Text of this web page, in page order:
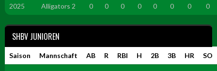
2025 Alligators 2 0 0 0 0 0 0 0 0
SHBV JUNIOREN
Saison Mannschaft AB R RBI H 2B 3B HR SO